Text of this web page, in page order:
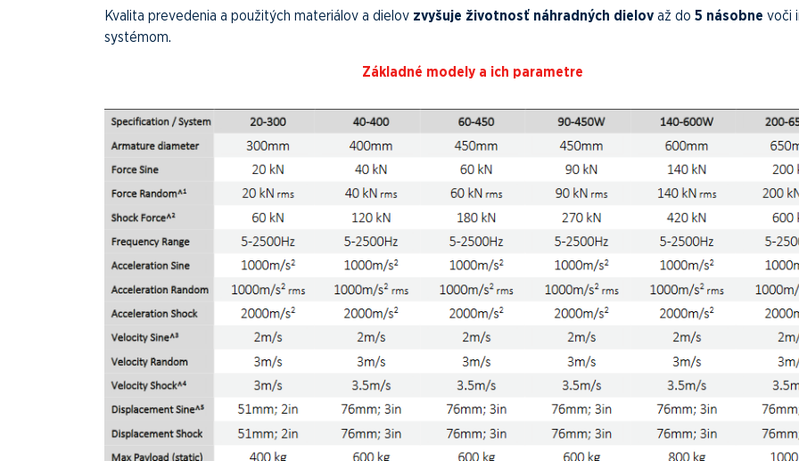
Kvalita prevedenia a použitých materiálov a dielov zvyšuje životnosť náhradných dielov až do 5 násobne voči
systémom.
Základné modely a ich parametre